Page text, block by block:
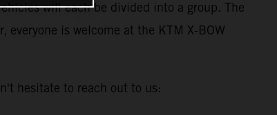
will each be divided into a group. The
everyone is welcome at the KTM X-BOW
hesitate to reach out to us: